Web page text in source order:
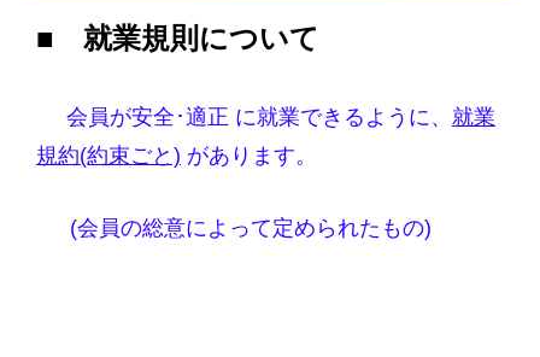
■ 就業規則について
会員が安全･適正 に就業できるように、 就業
規約(約束ごと) があります。
(会員の総意によって定められたもの)